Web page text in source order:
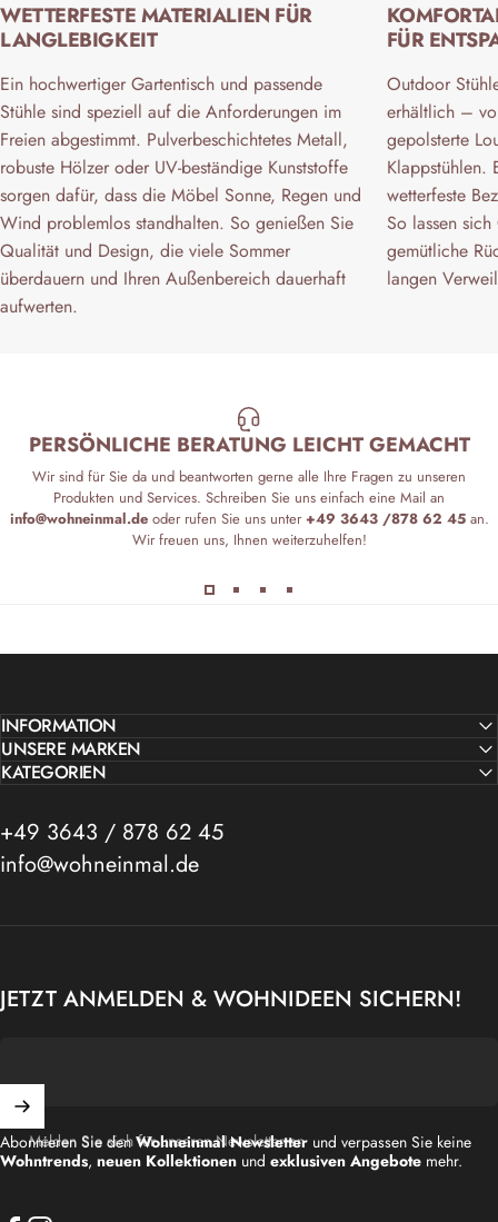
WETTERFESTE MATERIALIEN FÜR
LANGLEBIGKEIT
Ein hochwertiger Gartentisch und passende
Stühle sind speziell auf die Anforderungen im
Freien abgestimmt. Pulverbeschichtetes Metall,
robuste Hölzer oder UV-beständige Kunststoffe
sorgen dafür, dass die Möbel Sonne, Regen und
Wind problemlos standhalten. So genießen Sie
Qualität und Design, die viele Sommer
überdauern und Ihren Außenbereich dauerhaft
aufwerten.
FÜR
Outdoor
erhältlich –
gepolsterte
Klappstühlen.
wetterfeste
So lassen
gemütliche
langen
PERSÖNLICHE BERATUNG LEICHT GEMACHT
Wir sind für Sie da und beantworten gerne alle Ihre Fragen zu unseren
Produkten und Services. Schreiben Sie uns einfach eine Mail an
info@wohneinmal.deoder rufen Sie uns unter+49 3643 /878 62 45an.
Wir freuen uns, Ihnen weiterzuhelfen!
INFORMATION
UNSERE MARKEN
KATEGORIEN
+49 3643 / 878 62 45
info@wohneinmal.de
JETZT ANMELDEN & WOHNIDEEN SICHERN!
Melden Sie sich für unseren Newsletter an
Abonnieren Sie denWohneinmal Newsletter und verpassen Sie keine
Wohntrends, neuen Kollektionen und exklusiven Angebote mehr.